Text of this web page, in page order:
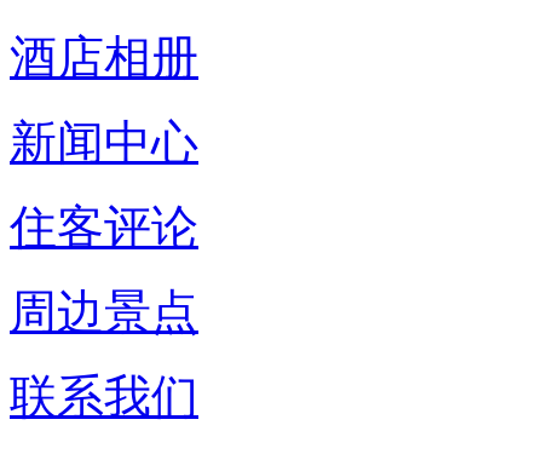
酒店相册
新闻中心
住客评论
周边景点
联系我们